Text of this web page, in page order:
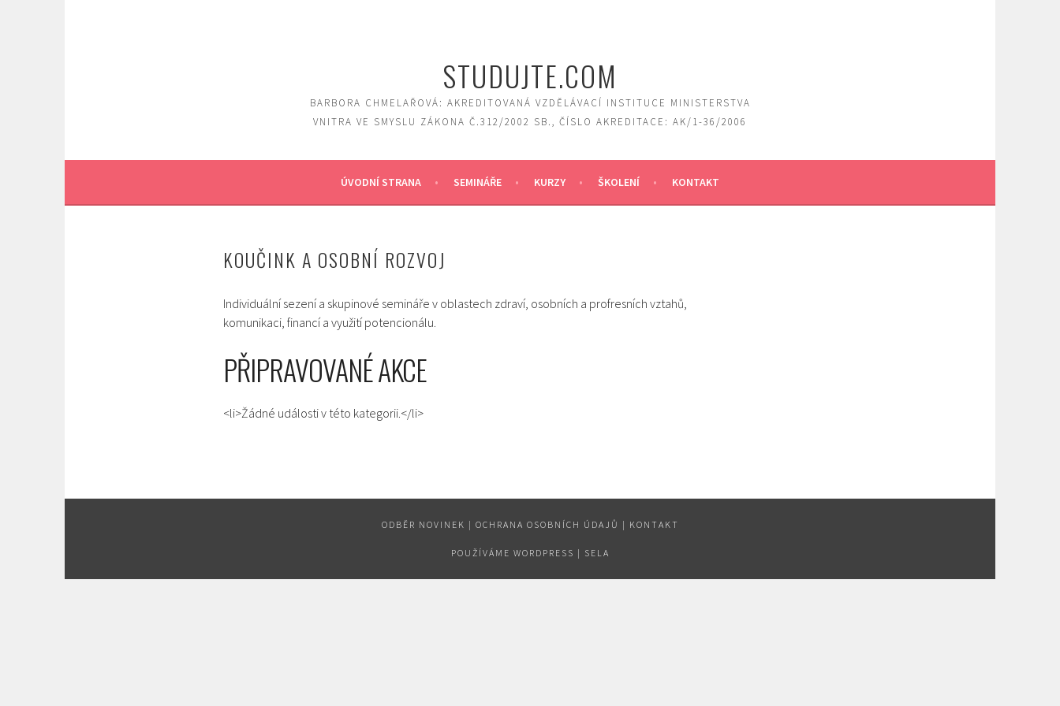
STUDUJTE.COM
BARBORA CHMELAŘOVÁ: AKREDITOVANÁ VZDĚLÁVACÍ INSTITUCE MINISTERSTVA
VNITRA VE SMYSLU ZÁKONA Č.312/2002 SB., ČÍSLO AKREDITACE: AK/1-36/2006
ÚVODNÍ STRANA SEMINÁŘE KURZY ŠKOLENÍ KONTAKT
KOUČINK A OSOBNÍ ROZVOJ
Individuální sezení a skupinové semináře v oblastech zdraví, osobních a profresních vztahů,
komunikaci, financí a využití potencionálu.
PŘIPRAVOVANÉ AKCE
<li>Žádné události v této kategorii.</li>
ODBĚR NOVINEK | OCHRANA OSOBNÍCH ÚDAJŮ | KONTAKT
POUŽÍVÁME WORDPRESS | SELA